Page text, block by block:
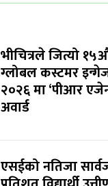
भीचित्रले जित्यो
ग्लोबल कस्टमर
२०२६ मा ‘पीआर
अवार्ड
एसईको नतिजा